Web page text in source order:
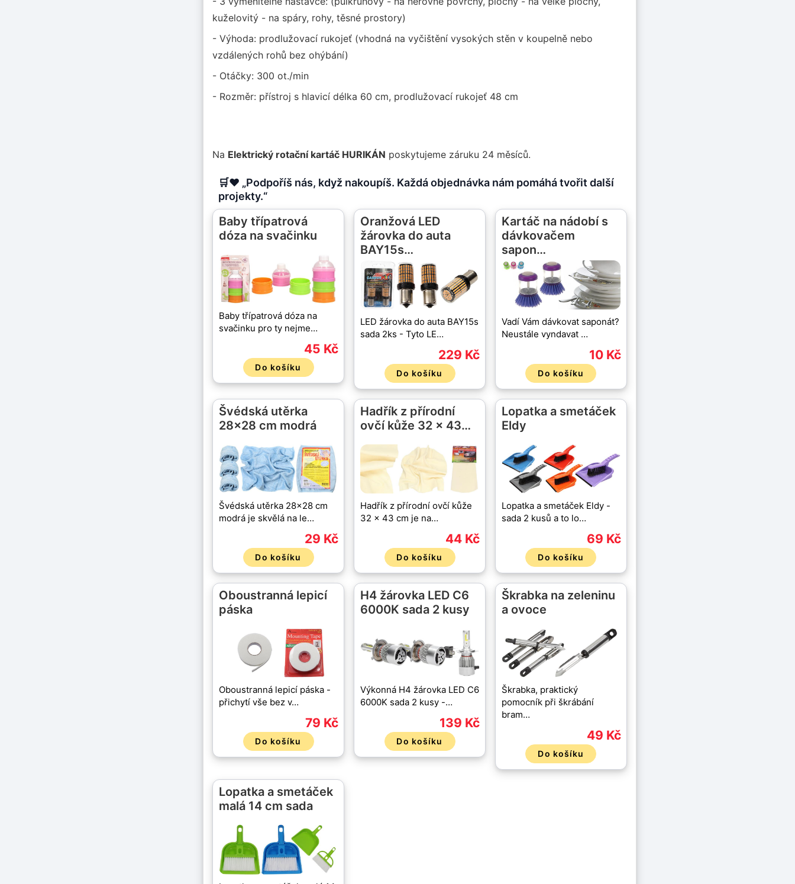
kuželovitý - na spáry, rohy, těsné prostory)
- Výhoda: prodlužovací rukojeť (vhodná na vyčištění vysokých stěn v koupelně nebo
vzdálených rohů bez ohýbání)
- Otáčky: 300 ot./min
- Rozměr: přístroj s hlavicí délka 60 cm, prodlužovací rukojeť 48 cm
Na Elektrický rotační kartáč HURIKÁN poskytujeme záruku 24 měsíců.
🛒❤️ „Podpoříš nás, když nakoupíš. Každá objednávka nám pomáhá tvořit další
projekty.“
Baby třípatrová
dóza na svačinku
Baby třípatrová dóza na
svačinku pro ty nejme…
45 Kč
Do košíku
Oranžová LED
žárovka do auta
BAY15s…
LED žárovka do auta BAY15s
sada 2ks - Tyto LE…
229 Kč
Do košíku
Kartáč na nádobí s
dávkovačem
sapon…
Vadí Vám dávkovat saponát?
Neustále vyndavat …
10 Kč
Do košíku
Švédská utěrka
28x28 cm modrá
Švédská utěrka 28x28 cm
modrá je skvělá na le…
29 Kč
Do košíku
Hadřík z přírodní
ovčí kůže 32 x 43…
Hadřík z přírodní ovčí kůže
32 x 43 cm je na…
44 Kč
Do košíku
Lopatka a smetáček
Eldy
Lopatka a smetáček Eldy -
sada 2 kusů a to lo…
69 Kč
Do košíku
Oboustranná lepicí
páska
Oboustranná lepicí páska -
přichytí vše bez v…
79 Kč
Do košíku
H4 žárovka LED C6
6000K sada 2 kusy
Výkonná H4 žárovka LED C6
6000K sada 2 kusy -…
139 Kč
Do košíku
Škrabka na zeleninu
a ovoce
Škrabka, praktický
pomocník při škrábání
bram…
49 Kč
Do košíku
Lopatka a smetáček
malá 14 cm sada